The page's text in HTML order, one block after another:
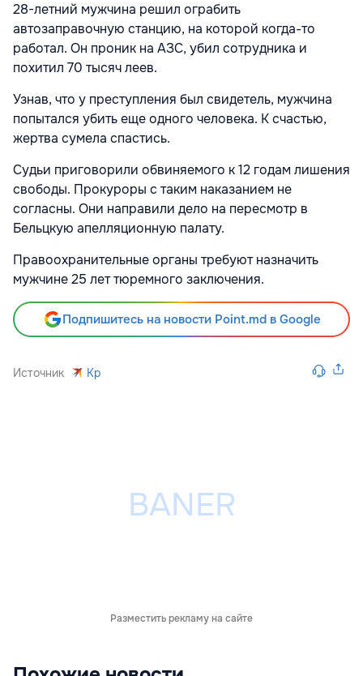
28-летний мужчина решил ограбить
автозаправочную станцию, на которой когда-то
работал. Он проник на АЗС, убил сотрудника и
похитил 70 тысяч леев.
Узнав, что у преступления был свидетель, мужчина
попытался убить еще одного человека. К счастью,
жертва сумела спастись.
Судьи приговорили обвиняемого к 12 годам лишения
свободы. Прокуроры с таким наказанием не
согласны. Они направили дело на пересмотр в
Бельцкую апелляционную палату.
Правоохранительные органы требуют назначить
мужчине 25 лет тюремного заключения.
Подпишитесь на новости Point.md в Google
Источник Kp
Разместить рекламу на сайте